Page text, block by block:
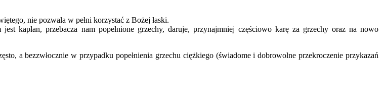
świętego, nie pozwala w pełni korzystać z Bożej łaski.
kapłan, przebacza nam popełnione grzechy, daruje, przynajmniej częściowo karę za grzechy oraz na nowo
a bezzwłocznie w przypadku popełnienia grzechu ciężkiego (świadome i dobrowolne przekroczenie przykazań